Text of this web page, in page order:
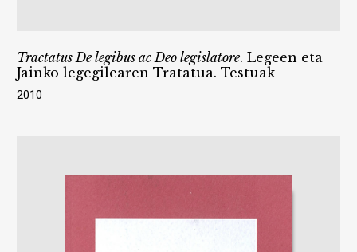
Tractatus De legibus ac Deo legislatore. Legeen eta
Jainko legegilearen Tratatua. Testuak
2010